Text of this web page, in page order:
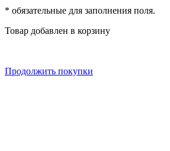
* обязательные для заполнения поля.
Товар добавлен в корзину
Продолжить покупки